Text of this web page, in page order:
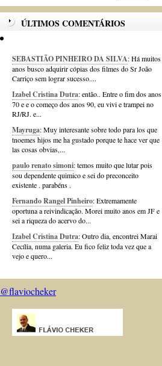
ÚLTIMOS COMENTÁRIOS
SEBASTIÃO PINHEIRO DA SILVA: Há muitos
anos busco adquirir cópias dos filmes do Sr João
Carriço sem lograr sucesso....
Izabel Cristina Dutra: então.. Entre o fim dos anos
70 e e o começo dos anos 90, eu vivi e trampei no
RJ/RJ. e...
Mayruga: Muy interesante sobre todo para los que
tnoemes hijos me ha gustado porque te hace ver que
las cosas obvias,...
paulo renato simoni: temos muito que lutar pois
sou dependente quimico e sei do preconceito
existente . parabéns .
Fernando Rangel Pinheiro: Extremamente
oportuna a reivindicação. Morei muito anos em JF e
sei a riqueza do acervo do...
Izabel Cristina Dutra: Outro dia, encontrei Marai
Cecília, numa galeria. Eu fico feliz toda vez que a
vejo e quero...
@flaviocheker